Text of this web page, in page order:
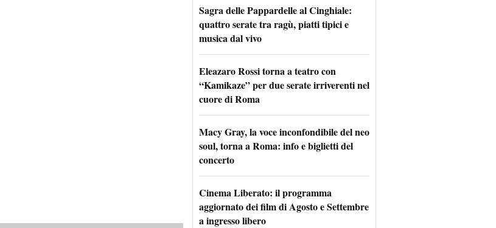
Sagra delle Pappardelle al Cinghiale:
quattro serate tra ragù, piatti tipici e
musica dal vivo
Eleazaro Rossi torna a teatro con
“Kamikaze” per due serate irriverenti nel
cuore di Roma
Macy Gray, la voce inconfondibile del neo
soul, torna a Roma: info e biglietti del
concerto
Cinema Liberato: il programma
aggiornato dei film di Agosto e Settembre
a ingresso libero